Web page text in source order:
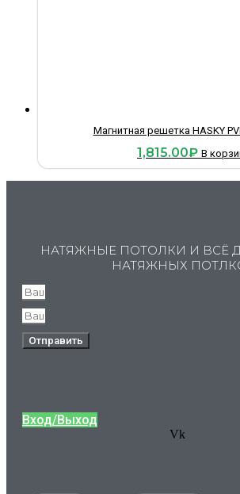
Магнитная решетка HASKY
1,815.00₽ В
НАТЯЖНЫЕ ПОТОЛКИ И ВСЁ
НАТЯЖНЫХ
Отправить
Вход/Выход
Vk